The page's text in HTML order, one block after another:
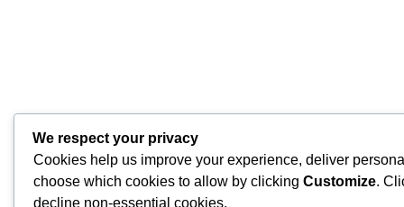
We respect your privacy
Cookies help us improve your experience, deliver
choose which cookies to allow by clicking Customize.
decline non-essential cookies.